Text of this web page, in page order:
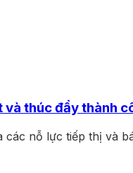
và thúc đẩy thành
nỗ lực tiếp thị và